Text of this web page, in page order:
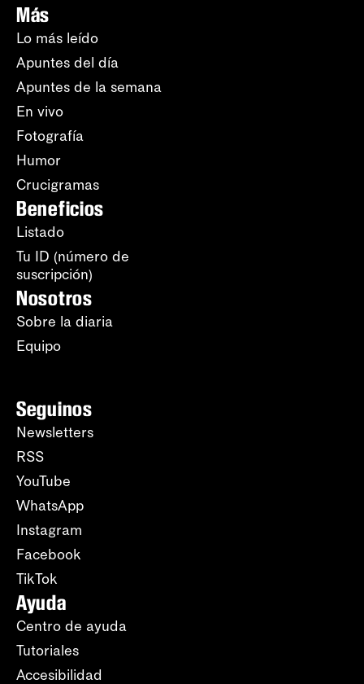
Más
Lo más leído
Apuntes del día
Apuntes de la semana
En vivo
Fotografía
Humor
Crucigramas
Beneficios
Listado
Tu ID (número de
suscripción)
Nosotros
Sobre la diaria
Equipo
Seguinos
Newsletters
RSS
YouTube
WhatsApp
Instagram
Facebook
TikTok
Ayuda
Centro de ayuda
Tutoriales
Accesibilidad